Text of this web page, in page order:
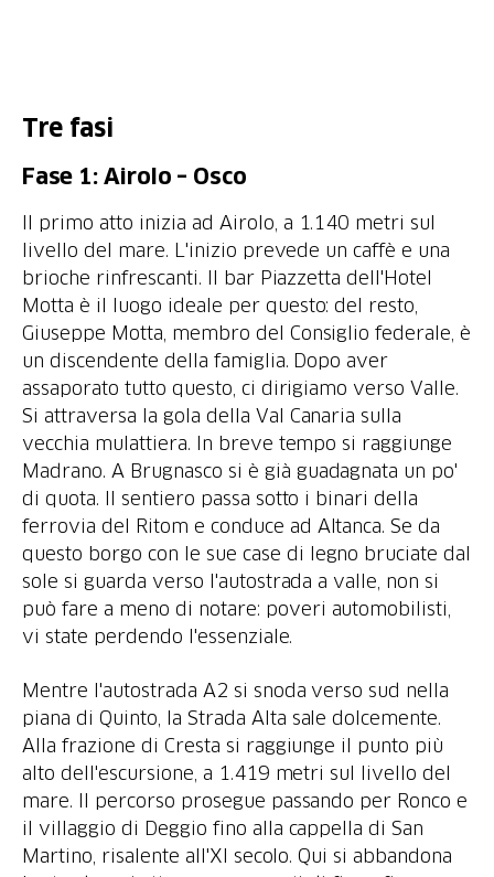
Tre fasi
Fase 1: Airolo – Osco
Il primo atto inizia ad Airolo, a 1.140 metri sul
livello del mare. L'inizio prevede un caffè e una
brioche rinfrescanti. Il bar Piazzetta dell'Hotel
Motta è il luogo ideale per questo: del resto,
Giuseppe Motta, membro del Consiglio federale, è
un discendente della famiglia. Dopo aver
assaporato tutto questo, ci dirigiamo verso Valle.
Si attraversa la gola della Val Canaria sulla
vecchia mulattiera. In breve tempo si raggiunge
Madrano. A Brugnasco si è già guadagnata un po'
di quota. Il sentiero passa sotto i binari della
ferrovia del Ritom e conduce ad Altanca. Se da
questo borgo con le sue case di legno bruciate dal
sole si guarda verso l'autostrada a valle, non si
può fare a meno di notare: poveri automobilisti,
vi state perdendo l'essenziale.
Mentre l'autostrada A2 si snoda verso sud nella
piana di Quinto, la Strada Alta sale dolcemente.
Alla frazione di Cresta si raggiunge il punto più
alto dell'escursione, a 1.419 metri sul livello del
mare. Il percorso prosegue passando per Ronco e
il villaggio di Deggio fino alla cappella di San
Martino, risalente all'XI secolo. Qui si abbandona